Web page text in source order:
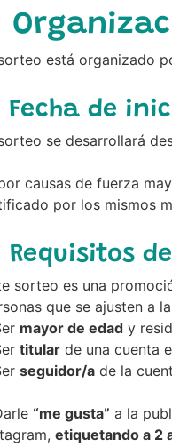
child menu
está organizado
Fecha de
se desarrollará
causas de fuerza
por los mismos
Requisitos
sorteo es una
que se ajusten a
mayor de edad y
titular de una cuenta
seguidor/a de la
“me gusta” a la
etiquetando a 2